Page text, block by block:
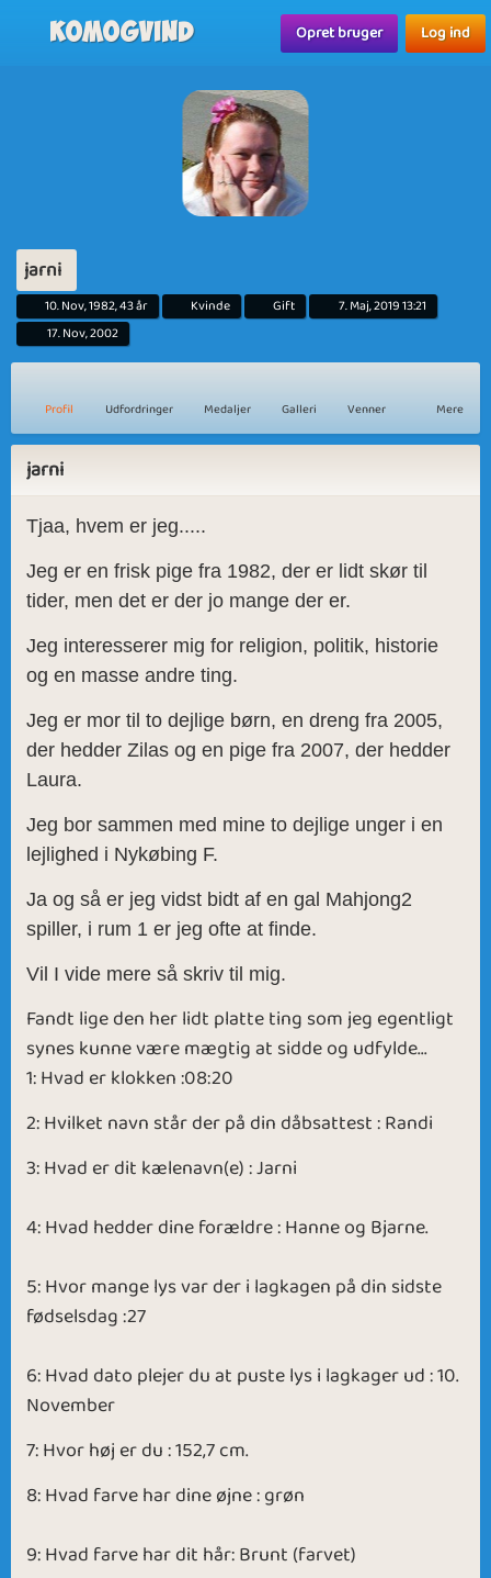
Komogvind Opret bruger Log ind
jarni
10. Nov, 1982, 43 år Kvinde Gift
7. Maj, 2019 13:21
17. Nov, 2002
Profil Udfordringer Medaljer Galleri Venner Mere
jarni
Tjaa, hvem er jeg.....
Jeg er en frisk pige fra 1982, der er lidt skør til
tider, men det er der jo mange der er.
Jeg interesserer mig for religion, politik, historie
og en masse andre ting.
Jeg er mor til to dejlige børn, en dreng fra 2005,
der hedder Zilas og en pige fra 2007, der hedder
Laura.
Jeg bor sammen med mine to dejlige unger i en
lejlighed i Nykøbing F.
Ja og så er jeg vidst bidt af en gal Mahjong2
spiller, i rum 1 er jeg ofte at finde.
Vil I vide mere så skriv til mig.
Fandt lige den her lidt platte ting som jeg egentligt
synes kunne være mægtig at sidde og udfylde...
1: Hvad er klokken :08:20
2: Hvilket navn står der på din dåbsattest : Randi
3: Hvad er dit kælenavn(e) : Jarni
4: Hvad hedder dine forældre : Hanne og Bjarne.
5: Hvor mange lys var der i lagkagen på din sidste
fødselsdag :27
6: Hvad dato plejer du at puste lys i lagkager ud : 10.
November
7: Hvor høj er du : 152,7 cm.
8: Hvad farve har dine øjne : grøn
9: Hvad farve har dit hår: Brunt (farvet)